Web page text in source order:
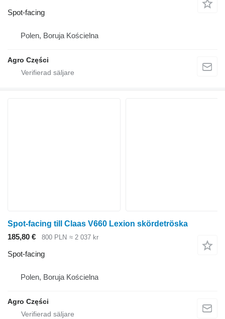
Spot-facing
Polen, Boruja Kościelna
Agro Części
Spot-facing till Claas V660 Lexion skördetröska
185,80 €
800 PLN ≈ 2 037 kr
Spot-facing
Polen, Boruja Kościelna
Agro Części